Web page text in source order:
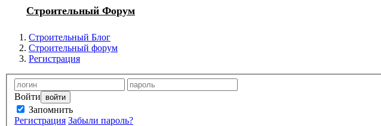
Строительный Форум
Строительный Блог
Строительный форум
Регистрация
Войти
Запомнить
Регистрация Забыли пароль?